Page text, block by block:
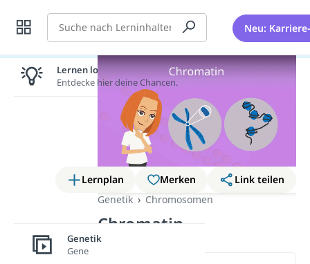
Suche Neu:
Lernplan Merken
Link teilen
Genetik
Chromosomen
Chromatin
Lernen lohnt sich!
Entdecke hier deine Chancen.
Genetik
Gene